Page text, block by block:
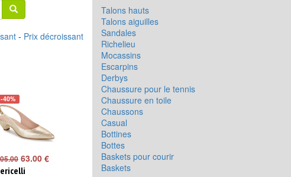
- Prix décroissant
-40%
63.00 €
Talons hauts
Talons aiguilles
Sandales
Richelieu
Mocassins
Escarpins
Derbys
Chaussure pour le tennis
Chaussure en toile
Chaussons
Casual
Bottines
Bottes
Baskets pour courir
Baskets